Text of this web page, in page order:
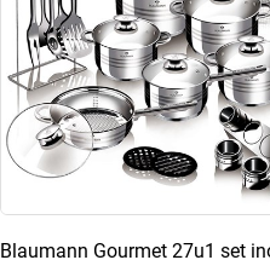
Blaumann Gourmet 27u1 set